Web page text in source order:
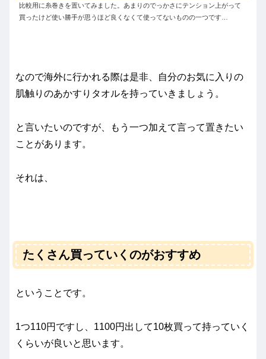
比較用に糸巻きを置いてみました。あまりのでっかさにテンション上がって
買ったけど使い勝手が思うほど良くなくて使ってないものの一つです…
なので海外に行かれる際は是非、自分のお気に入りの
肌触りのあかすりタオルを持っていきましょう。
と言いたいのですが、もう一つ加えて言って置きたい
ことがあります。
それは、
たくさん買っていくのがおすすめ
ということです。
1つ110円ですし、1100円出して10枚買って持っていく
くらいが良いと思います。